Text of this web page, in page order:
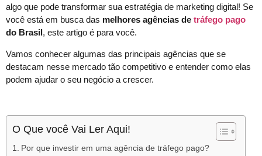
algo que pode transformar sua estratégia de marketing digital! Se
você está em busca das melhores agências de tráfego pago
do Brasil, este artigo é para você.
Vamos conhecer algumas das principais agências que se
destacam nesse mercado tão competitivo e entender como elas
podem ajudar o seu negócio a crescer.
O Que você Vai Ler Aqui!
Por que investir em uma agência de tráfego pago?